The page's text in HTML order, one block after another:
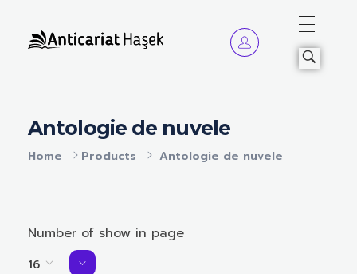
Home Products Antologie de nuvele
Antologie de nuvele
Number of show in page
16